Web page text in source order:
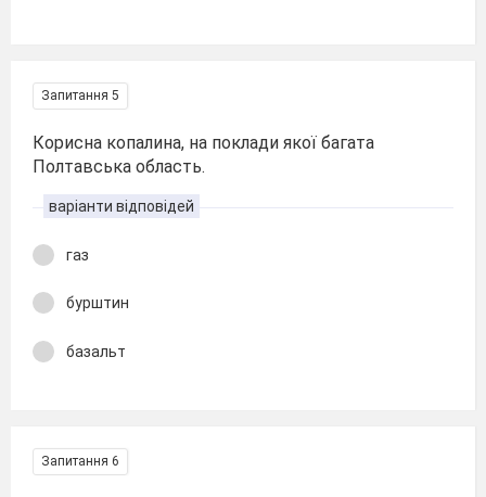
Запитання 5
Корисна копалина, на поклади якої багата
Полтавська область.
варіанти відповідей
газ
бурштин
базальт
Запитання 6